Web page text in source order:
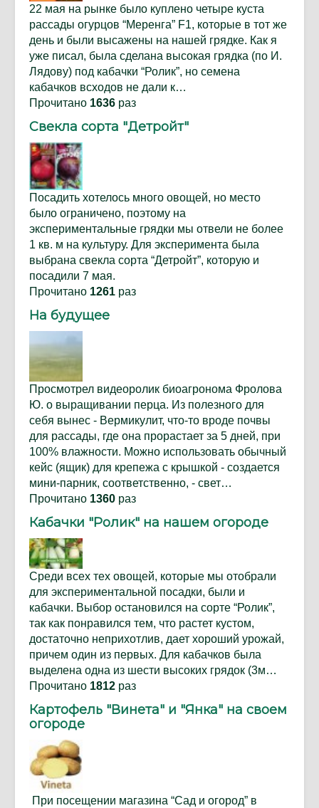
22 мая на рынке было куплено четыре куста
рассады огурцов “Меренга” F1, которые в тот же
день и были высажены на нашей грядке. Как я
уже писал, была сделана высокая грядка (по И.
Лядову) под кабачки “Ролик”, но семена
кабачков всходов не дали к…
Прочитано 1636 раз
Свекла сорта "Детройт"
Посадить хотелось много овощей, но место
было ограничено, поэтому на
экспериментальные грядки мы отвели не более
1 кв. м на культуру. Для эксперимента была
выбрана свекла сорта “Детройт”, которую и
посадили 7 мая.
Прочитано 1261 раз
На будущее
Просмотрел видеоролик биоагронома Фролова
Ю. о выращивании перца. Из полезного для
себя вынес - Вермикулит, что-то вроде почвы
для рассады, где она прорастает за 5 дней, при
100% влажности. Можно использовать обычный
кейс (ящик) для крепежа с крышкой - создается
мини-парник, соответственно, - свет…
Прочитано 1360 раз
Кабачки "Ролик" на нашем огороде
Среди всех тех овощей, которые мы отобрали
для экспериментальной посадки, были и
кабачки. Выбор остановился на сорте “Ролик”,
так как понравился тем, что растет кустом,
достаточно неприхотлив, дает хороший урожай,
причем один из первых. Для кабачков была
выделена одна из шести высоких грядок (3м…
Прочитано 1812 раз
Картофель "Винета" и "Янка" на своем
огороде
При посещении магазина “Сад и огород” в